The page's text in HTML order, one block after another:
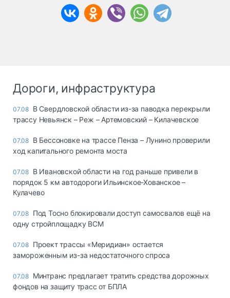
Дороги, инфраструктура
07.08 В Свердловской области из-за паводка перекрыли
трассу Невьянск – Реж – Артемовский – Килачевское
07.08 В Бессоновке на трассе Пенза – Лунино проверили
ход капитального ремонта моста
07.08 В Ивановской области на год раньше привели в
порядок 5 км автодороги Ильинское-Хованское –
Кулачево
07.08 Под Тосно блокировали доступ самосвалов ещё на
одну стройплощадку ВСМ
07.08 Проект трассы «Меридиан» остается
замороженным из-за недостаточного спроса
07.08 Минтранс предлагает тратить средства дорожных
фондов на защиту трасс от БПЛА